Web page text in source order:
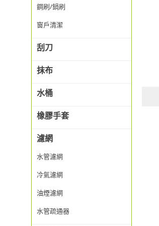
鋼刷/鍋刷
窗戶清潔
刮刀
抹布
水桶
橡膠手套
濾網
水管濾網
冷氣濾網
油煙濾網
水管疏通器